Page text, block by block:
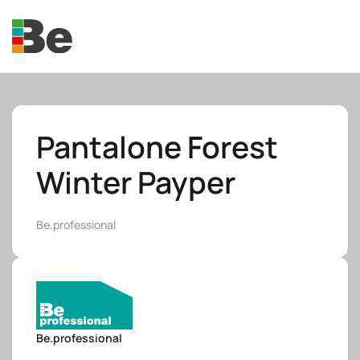
Skip to main content
Pantalone Forest
Winter Payper
Be.professional
Be.professional